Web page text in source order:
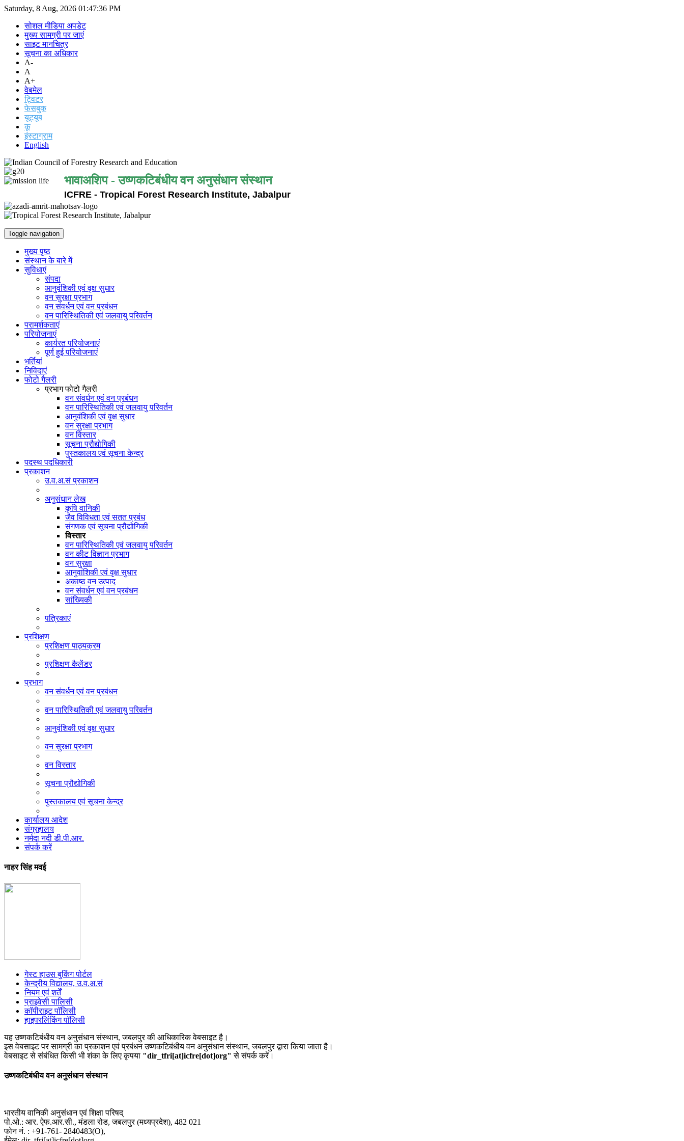
Saturday, 8 Aug, 2026 01:47:36 PM
सोशल मीडिया अपडेट
मुख्य सामग्री पर जाएं
साइट मानचित्र
सूचना का अधिकार
A-
A
A+
वेबमेल
ट्विटर
फेसबुक
यूट्यूब
कू
इंस्टाग्राम
English
भावाअशिप - उष्णकटिबंधीय वन अनुसंधान संस्थान
ICFRE - Tropical Forest Research Institute, Jabalpur
Toggle navigation
मुख्य पृष्ठ
संस्थान के बारे में
सुविधाएं
संपदा
आनुवंशिकी एवं वृक्ष सुधार
वन सुरक्षा प्रभाग
वन संवर्धन एवं वन प्रबंधन
वन पारिस्थितिकी एवं जलवायु परिवर्तन
परामर्शकताएं
परियोजनाएं
कार्यरत परियोजनाएं
पूर्ण हुई परियोजनाएं
भर्तियां
निविदाएं
फोटो गैलरी
प्रभाग फोटो गैलरी
वन संवर्धन एवं वन प्रबंधन
वन पारिस्थितिकी एवं जलवायु परिवर्तन
आनुवंशिकी एवं वृक्ष सुधार
वन सुरक्षा प्रभाग
वन विस्तार
सूचना प्रौद्योगिकी
पुस्तकालय एवं सूचना केन्द्र
पदस्थ पदधिकारी
प्रकाशन
उ.व.अ.सं प्रकाशन
अनुसंधान लेख
कृषि वानिकी
जैव विविधता एवं सतत प्रबंध
संगणक एवं सूचना प्रौद्योगिकी
विस्तार
वन पारिस्थितिकी एवं जलवायु परिवर्तन
वन कीट विज्ञान प्रभाग
वन सुरक्षा
आनुवांशिकी एवं वृक्ष सुधार
अकाष्ठ वन उत्पाद
वन संवर्धन एवं वन प्रबंधन
सांख्यिकी
पत्रिकाएं
प्रशिक्षण
प्रशिक्षण पाठ्यक्रम
प्रशिक्षण कैलेंडर
प्रभाग
वन संवर्धन एवं वन प्रबंधन
वन पारिस्थितिकी एवं जलवायु परिवर्तन
आनुवंशिकी एवं वृक्ष सुधार
वन सुरक्षा प्रभाग
वन विस्तार
सूचना प्रौद्योगिकी
पुस्तकालय एवं सूचना केन्द्र
कार्यालय आदेश
संग्रहालय
नर्मदा नदी डी.पी.आर.
संपर्क करें
नाहर सिंह मवई
गेस्ट हाउस बुकिंग पोर्टल
केन्द्रीय विद्यालय, उ.व.अ.सं
नियम एवं शर्तें
प्राइवेसी पालिसी
काॅपीराइट पाॅलिसी
हाइपरलिंकिंग पाॅलिसी
यह उष्णकटिबंधीय वन अनुसंधान संस्थान, जबलपुर की आधिकारिक वेबसाइट है।
इस वेबसाइट पर सामग्री का प्रकाशन एवं प्रबंधन उष्णकटिबंधीय वन अनुसंधान संस्थान, जबलपुर द्वारा किया जाता है।
वेबसाइट से संबंधित किसी भी शंका के लिए कृपया "dir_tfri[at]icfre[dot]org" से संपर्क करें।
उष्णकटिबंधीय वन अनुसंधान संस्थान
भारतीय वानिकी अनुसंधान एवं शिक्षा परिषद्
पो.ओ.: आर. ऐफ.आर.सी., मंडला रोड, जबलपुर (मध्यप्रदेश), 482 021
फोन नं. : +91-761- 2840483(O),